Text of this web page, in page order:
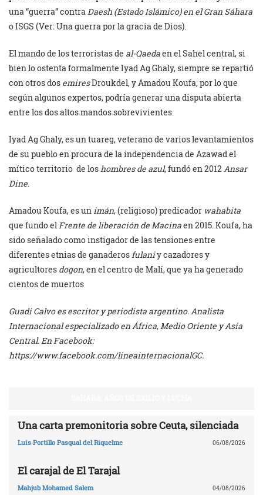
una “guerra” contraDaesh (Estado Islámico) en el Gran Sáhara
o ISGS (Ver: Una guerra por la gracia de Dios).
El mando de los terroristas de al-Qaedaen el Sahel central, si
bien lo ostenta formalmente Iyad Ag Ghaly, siempre se repartió
con otros dos emiresDroukdel, y Amadou Koufa, por lo que
según algunos expertos, podría generar una disputa abierta
entre los dos altos mandos sobrevivientes.
Iyad Ag Ghaly, es un tuareg, veterano de varios levantamientos
de su pueblo en procura de la independencia de Azawad el
mítico territorio de loshombres de azul, fundó en 2012 Ansar
Dine.
Amadou Koufa, es unimán, (religioso) predicador wahabita
que fundo elFrente de liberación de Macinaen 2015. Koufa, ha
sido señalado como instigador de las tensiones entre
diferentes etnias de ganaderosfulaniy cazadores y
agricultores dogon, en el centro de Malí, que ya ha generado
cientos de muertos
Guadi Calvo es escritor y periodista argentino. Analista
Internacional especializado en África, Medio Oriente y Asia
Central. En Facebook:
https://www.facebook.com/lineainternacionalGC.
Una carta premonitoria sobre Ceuta, silenciada
Luis Portillo Pasqual del Riquelme 06/08/2026
El carajal de El Tarajal
Mahjub Mohamed Salem 04/08/2026